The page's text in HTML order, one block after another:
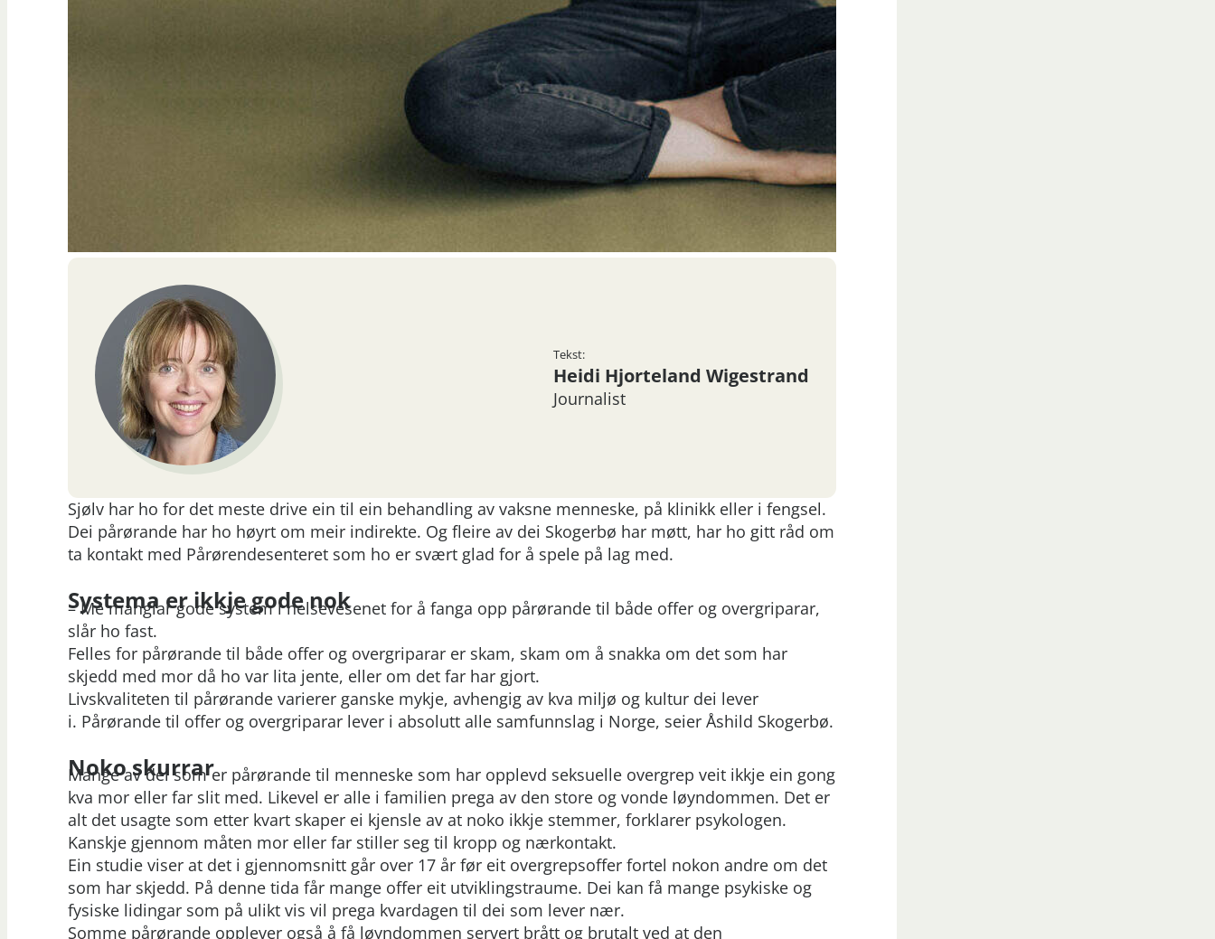
Tekst:
Heidi Hjorteland Wigestrand
Journalist
Sjølv har ho for det meste drive ein til ein behandling av vaksne menneske, på klinikk eller i fengsel.
Dei pårørande har ho høyrt om meir indirekte. Og fleire av dei Skogerbø har møtt, har ho gitt råd om
ta kontakt med Pårørendesenteret som ho er svært glad for å spele på lag med.
Systema er ikkje gode nok
– Me manglar gode system i helsevesenet for å fanga opp pårørande til både offer og overgriparar,
slår ho fast.
Felles for pårørande til både offer og overgriparar er skam, skam om å snakka om det som har
skjedd med mor då ho var lita jente, eller om det far har gjort.
Livskvaliteten til pårørande varierer ganske mykje, avhengig av kva miljø og kultur dei lever
i. Pårørande til offer og overgriparar lever i absolutt alle samfunnslag i Norge, seier Åshild Skogerbø.
Noko skurrar
Mange av dei som er pårørande til menneske som har opplevd seksuelle overgrep veit ikkje ein gong
kva mor eller far slit med. Likevel er alle i familien prega av den store og vonde løyndommen. Det er
alt det usagte som etter kvart skaper ei kjensle av at noko ikkje stemmer, forklarer psykologen.
Kanskje gjennom måten mor eller far stiller seg til kropp og nærkontakt.
Ein studie viser at det i gjennomsnitt går over 17 år før eit overgrepsoffer fortel nokon andre om det
som har skjedd. På denne tida får mange offer eit utviklingstraume. Dei kan få mange psykiske og
fysiske lidingar som på ulikt vis vil prega kvardagen til dei som lever nær.
Somme pårørande opplever også å få løyndommen servert brått og brutalt ved at den